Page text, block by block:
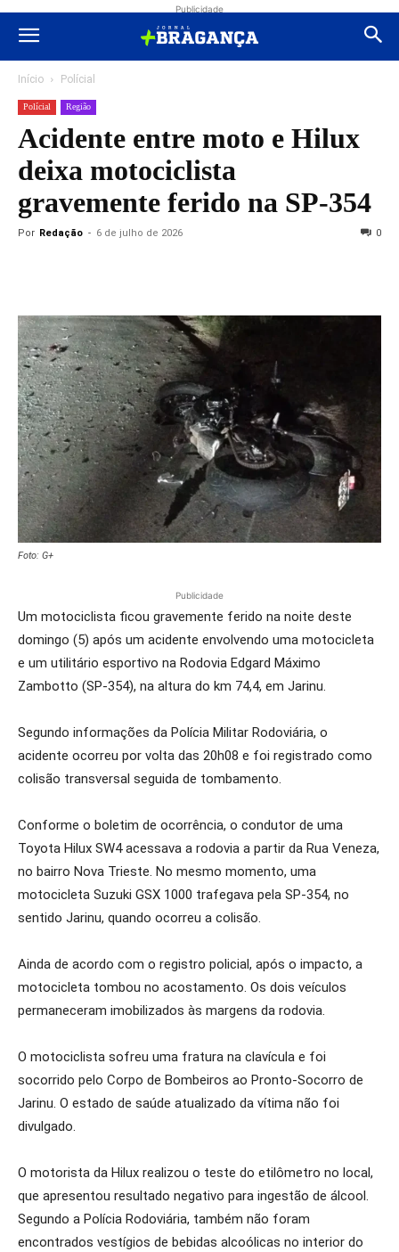
Publicidade
Início Polícial
Polícial Região
Acidente entre moto e Hilux
deixa motociclista
gravemente ferido na SP-354
Por Redação - 6 de julho de 2026 0
Foto: G+
Publicidade
Um motociclista ficou gravemente ferido na noite deste
domingo (5) após um acidente envolvendo uma motocicleta
e um utilitário esportivo na Rodovia Edgard Máximo
Zambotto (SP-354), na altura do km 74,4, em Jarinu.
Segundo informações da Polícia Militar Rodoviária, o
acidente ocorreu por volta das 20h08 e foi registrado como
colisão transversal seguida de tombamento.
Conforme o boletim de ocorrência, o condutor de uma
Toyota Hilux SW4 acessava a rodovia a partir da Rua Veneza,
no bairro Nova Trieste. No mesmo momento, uma
motocicleta Suzuki GSX 1000 trafegava pela SP-354, no
sentido Jarinu, quando ocorreu a colisão.
Ainda de acordo com o registro policial, após o impacto, a
motocicleta tombou no acostamento. Os dois veículos
permaneceram imobilizados às margens da rodovia.
O motociclista sofreu uma fratura na clavícula e foi
socorrido pelo Corpo de Bombeiros ao Pronto-Socorro de
Jarinu. O estado de saúde atualizado da vítima não foi
divulgado.
O motorista da Hilux realizou o teste do etilômetro no local,
que apresentou resultado negativo para ingestão de álcool.
Segundo a Polícia Rodoviária, também não foram
encontrados vestígios de bebidas alcoólicas no interior do